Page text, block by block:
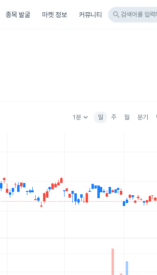
종목 발굴 마켓 정보 커뮤니티 search 검색어를 입력
1분keyboard_arrow_down 일 주 월 분기